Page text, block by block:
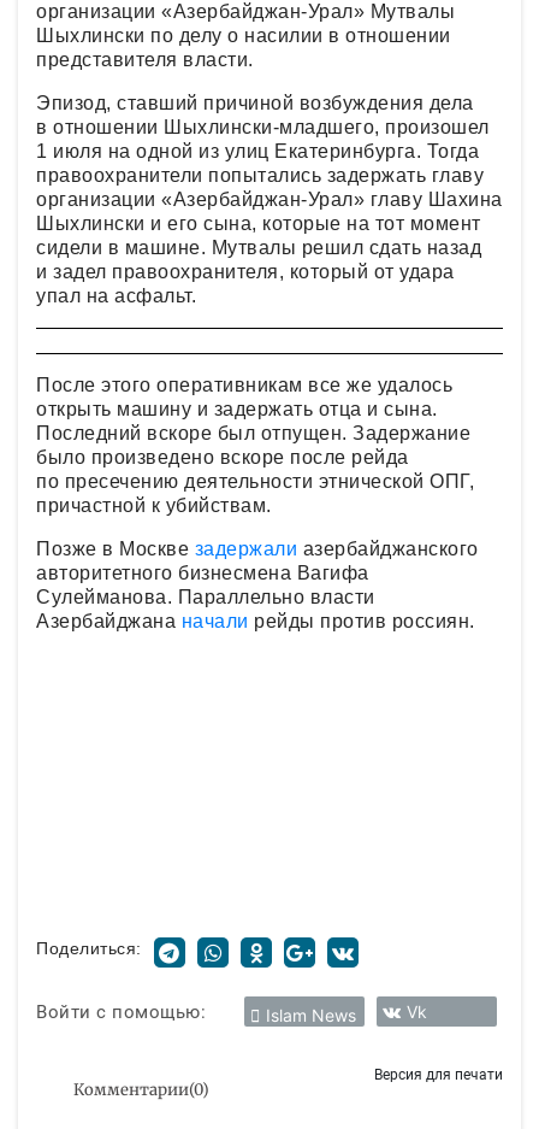
организации «Азербайджан-Урал» Мутвалы
Шыхлински по делу о насилии в отношении
представителя власти.
Эпизод, ставший причиной возбуждения дела
в отношении Шыхлински-младшего, произошел
1 июля на одной из улиц Екатеринбурга. Тогда
правоохранители попытались задержать главу
организации «Азербайджан-Урал» главу Шахина
Шыхлински и его сына, которые на тот момент
сидели в машине. Мутвалы решил сдать назад
и задел правоохранителя, который от удара
упал на асфальт.
После этого оперативникам все же удалось
открыть машину и задержать отца и сына.
Последний вскоре был отпущен. Задержание
было произведено вскоре после рейда
по пресечению деятельности этнической ОПГ,
причастной к убийствам.
Позже в Москве задержали азербайджанского
авторитетного бизнесмена Вагифа
Сулейманова. Параллельно власти
Азербайджана начали рейды против россиян.
Поделиться:
Войти с помощью: Islam News Vk
Комментарии(0)
Версия для печати